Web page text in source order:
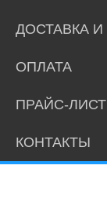
ДОСТАВКА И
ОПЛАТА
ПРАЙС-ЛИСТ
КОНТАКТЫ